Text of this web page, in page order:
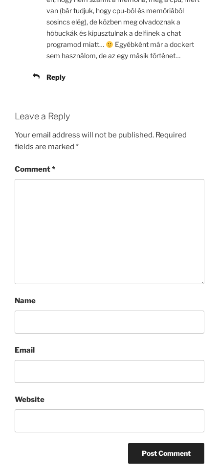
van (bár tudjuk, hogy cpu-ból és memóriából
sosincs elég), de közben meg olvadoznak a
hóbuckák és kipusztulnak a delfinek a chat
programod miatt…
Egyébként már a dockert
sem használom, de az egy másik történet…
Reply
Leave a Reply
Your email address will not be published. Required
fields are marked *
Comment*
Name
Email
Website